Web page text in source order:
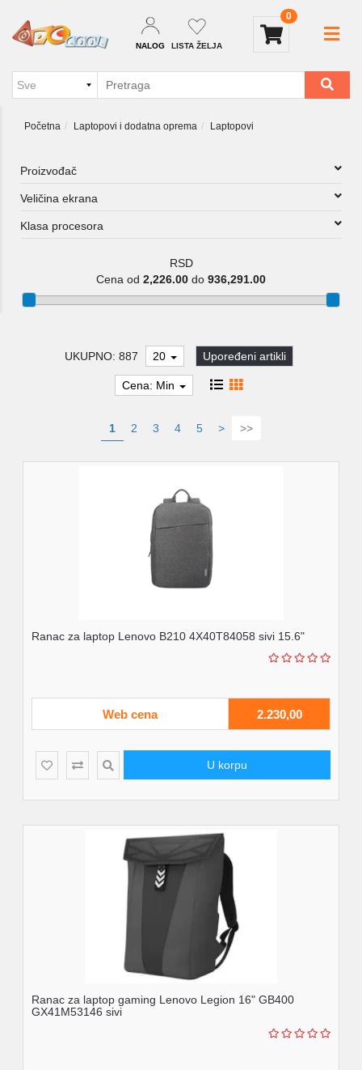
NALOG LISTA ŽELJA
0
Početna Laptopovi i dodatna oprema Laptopovi
Proizvođač
Veličina ekrana
Klasa procesora
RSD
Cena od 2,226.00 do 936,291.00
UKUPNO: 887 20 Upoređeni artikli
Cena: Min
1 2 3 4 5 > >>
Ranac za laptop Lenovo B210 4X40T84058 sivi 15.6"
Web cena 2.230,00
U korpu
Ranac za laptop gaming Lenovo Legion 16" GB400
GX41M53146 sivi